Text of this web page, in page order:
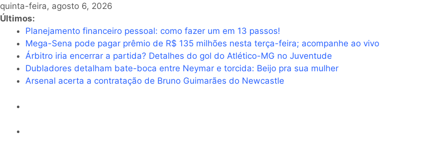
quinta-feira, agosto 6, 2026
Últimos:
Planejamento financeiro pessoal: como fazer um em 13 passos!
Mega-Sena pode pagar prêmio de R$ 135 milhões nesta terça-feira; acompanhe ao vivo
Árbitro iria encerrar a partida? Detalhes do gol do Atlético-MG no Juventude
Dubladores detalham bate-boca entre Neymar e torcida: Beijo pra sua mulher
Arsenal acerta a contratação de Bruno Guimarães do Newcastle